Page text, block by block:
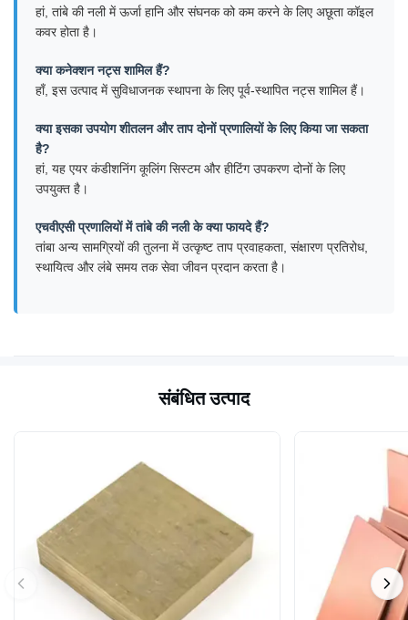
हां, तांबे की नली में ऊर्जा हानि और संघनक को कम करने के लिए अछूता कॉइल
कवर होता है।
क्या कनेक्शन नट्स शामिल हैं?
हाँ, इस उत्पाद में सुविधाजनक स्थापना के लिए पूर्व-स्थापित नट्स शामिल हैं।
क्या इसका उपयोग शीतलन और ताप दोनों प्रणालियों के लिए किया जा सकता
है?
हां, यह एयर कंडीशनिंग कूलिंग सिस्टम और हीटिंग उपकरण दोनों के लिए
उपयुक्त है।
एचवीएसी प्रणालियों में तांबे की नली के क्या फायदे हैं?
तांबा अन्य सामग्रियों की तुलना में उत्कृष्ट ताप प्रवाहकता, संक्षारण प्रतिरोध,
स्थायित्व और लंबे समय तक सेवा जीवन प्रदान करता है।
संबंधित उत्पाद